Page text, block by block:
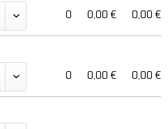
0
0,00 € 0,00 €
0
0,00 € 0,00 €